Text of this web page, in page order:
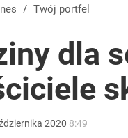
Tak restauratorzy
Za pobór wody
/ Twój portfel
dla
2020 8:49